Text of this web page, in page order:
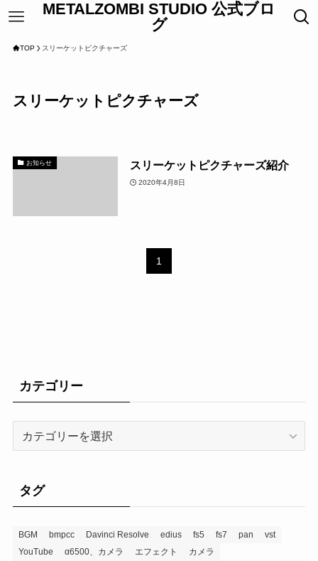
METALZOMBI STUDIO 公式ブロ
グ
TOP スリーケットピクチャーズ
スリーケットピクチャーズ
お知らせ スリーケットピクチャーズ紹介
2020年4月8日
1
カテゴリー
タグ
BGM bmpcc Davinci Resolve edius fs5 fs7 pan
vst
YouTube
α6500、カメラ エフェクト
カメラ